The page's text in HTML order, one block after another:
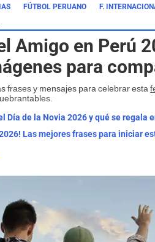
FÚTBOL PERUANO F.
Amigo en Perú
para
frases y mensajes para celebrar esta
Día de la Novia 2026 y qué se regala